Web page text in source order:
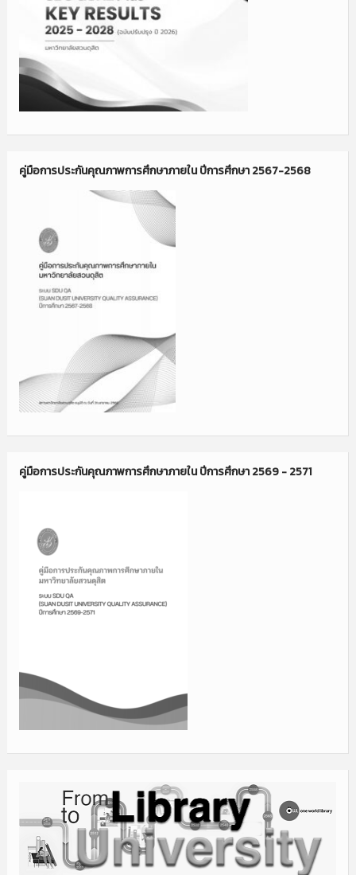
คู่มือการประกันคุณภาพการศึกษาภายใน ปีการศึกษา 2567-2568
คู่มือการประกันคุณภาพการศึกษาภายใน ปีการศึกษา 2569 - 2571